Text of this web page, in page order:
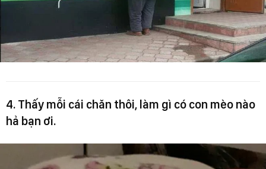
4. Thấy mỗi cái chăn thôi, làm gì có con mèo nào
hả bạn ơi.